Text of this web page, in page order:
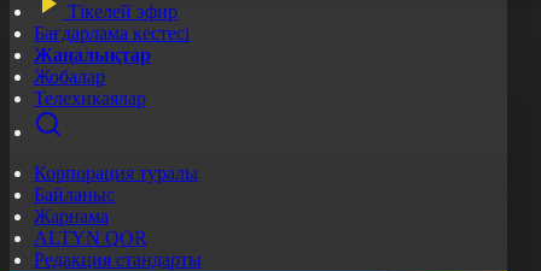
Тікелей эфир
Бағдарлама кестесі
Жаңалықтар
Жобалар
Телехикаялар
Корпорация туралы
Байланыс
Жарнама
ALTYN QOR
Редакция стандарты